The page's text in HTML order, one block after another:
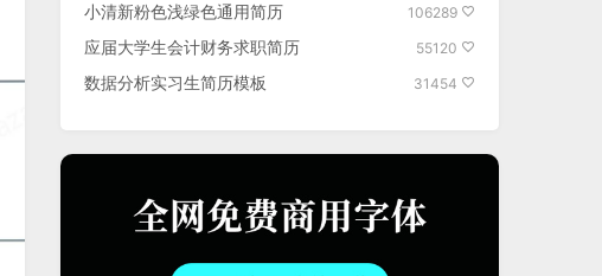
小清新粉色浅绿色通用简历 106289
应届大学生会计财务求职简历 55120
数据分析实习生简历模板 31454